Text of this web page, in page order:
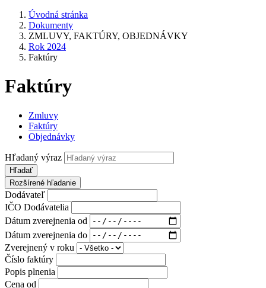
Úvodná stránka
Dokumenty
ZMLUVY, FAKTÚRY, OBJEDNÁVKY
Rok 2024
Faktúry
Faktúry
Zmluvy
Faktúry
Objednávky
Hľadaný výraz
Hľadať
Rozšírené hľadanie
Dodávateľ
IČO Dodávatelia
Dátum zverejnenia od
Dátum zverejnenia do
Zverejnený v roku
Číslo faktúry
Popis plnenia
Cena od